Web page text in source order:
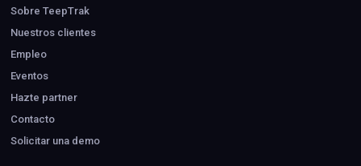
Sobre TeepTrak
Nuestros clientes
Empleo
Eventos
Hazte partner
Contacto
Solicitar una demo